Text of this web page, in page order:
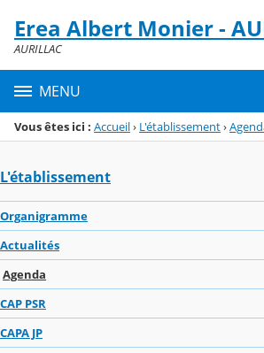
Menu de la rubrique
Contenu
Erea Albert Monier -
AURILLAC
MENU
Vous êtes ici : Accueil› L'établissement›
L'établissement
Organigramme
Actualités
Agenda
CAP PSR
CAPA JP